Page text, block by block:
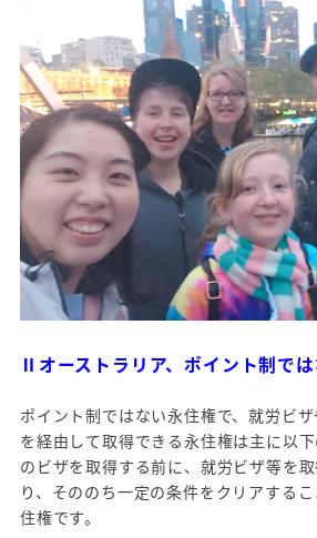
Ⅱオーストラリア、ポイント制で
ポイント制ではない永住権で、就労ビ
を経由して取得できる永住権は主に以
のビザを取得する前に、就労ビザ等を
り、そののち一定の条件をクリアする
住権です。